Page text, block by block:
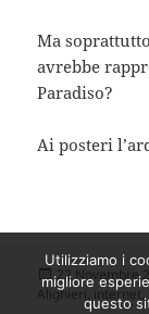
Ma
avrebbe
Paradiso?
Ai posteri
Scritto
il
22 Novembre
Alighieri, internet,
Utilizziamo i
migliore
questo